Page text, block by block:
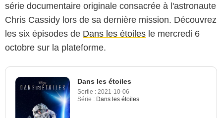
série documentaire originale consacrée à l'astronaute
Chris Cassidy lors de sa dernière mission. Découvrez
les six épisodes de Dans les étoiles le mercredi 6
octobre sur la plateforme.
Dans les étoiles
Sortie : 2021-10-06
Série : Dans les étoiles